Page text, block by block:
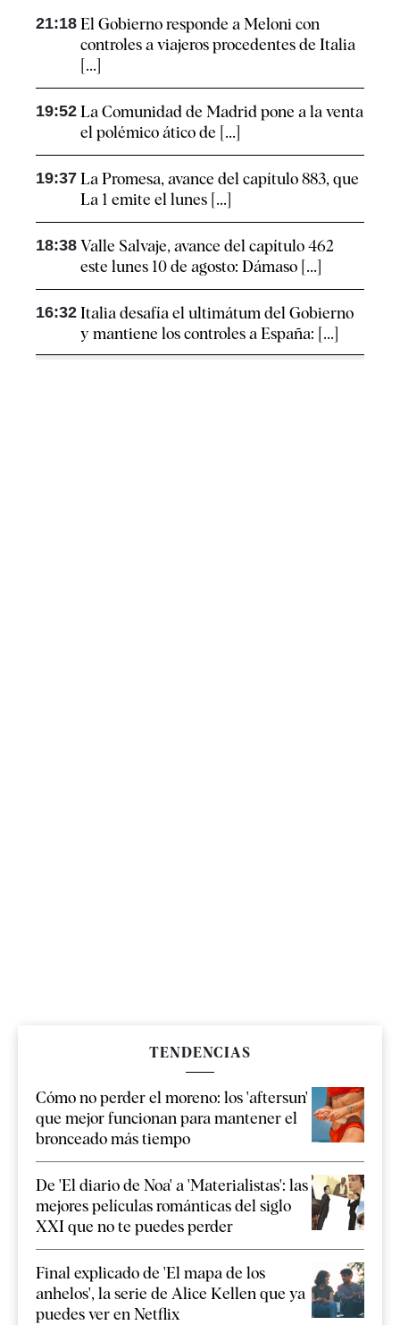
21:18 El Gobierno responde a Meloni con
controles a viajeros procedentes de Italia
[...]
19:52 La Comunidad de Madrid pone a la venta
el polémico ático de [...]
19:37 La Promesa, avance del capítulo 883, que
La 1 emite el lunes [...]
18:38 Valle Salvaje, avance del capítulo 462
este lunes 10 de agosto: Dámaso [...]
16:32 Italia desafía el ultimátum del Gobierno
y mantiene los controles a España: [...]
TENDENCIAS
Cómo no perder el moreno: los 'aftersun'
que mejor funcionan para mantener el
bronceado más tiempo
De 'El diario de Noa' a 'Materialistas': las
mejores películas románticas del siglo
XXI que no te puedes perder
Final explicado de 'El mapa de los
anhelos', la serie de Alice Kellen que ya
puedes ver en Netflix